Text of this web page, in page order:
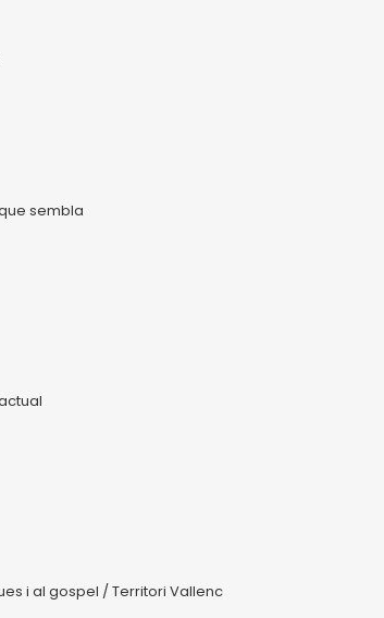
sembla
i al gospel / Territori Vallenc